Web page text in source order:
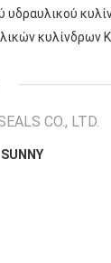
υδραυλικού
κυλίνδρων
CO., LTD.
SUNNY